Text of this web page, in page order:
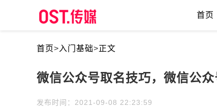
首页
首页> 入门基础>正文
微信公众号取名技巧，微信公
发布时间：2021-09-08 22:23:59